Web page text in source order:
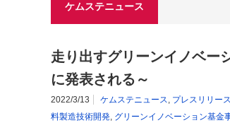
ケムステニュース
走り出すグリーンイノベー
に発表される～
2022/3/13 ケムステニュース, プレスリリース
料製造技術開発, グリーンイノベーション基金